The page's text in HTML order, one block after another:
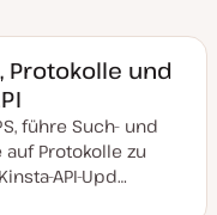
Protokolle und
führe Such- und
Protokolle zu
API-Upd…